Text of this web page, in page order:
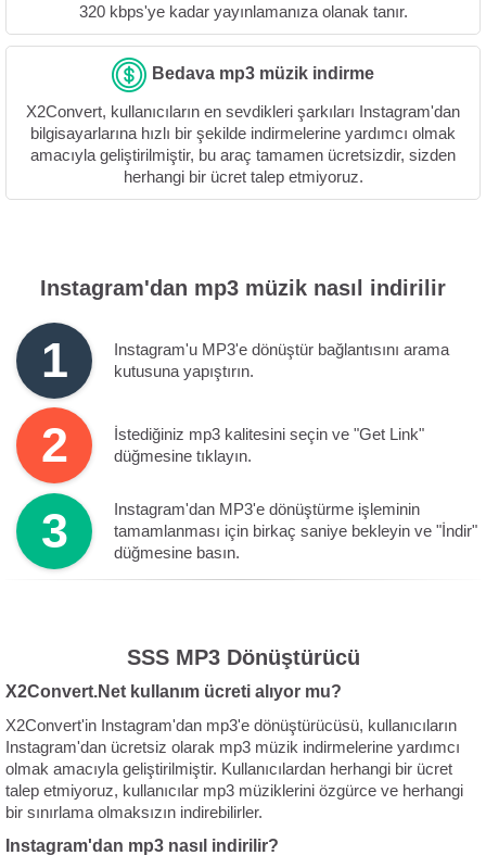
320 kbps'ye kadar yayınlamanıza olanak tanır.
Bedava mp3 müzik indirme
X2Convert, kullanıcıların en sevdikleri şarkıları Instagram'dan
bilgisayarlarına hızlı bir şekilde indirmelerine yardımcı olmak
amacıyla geliştirilmiştir, bu araç tamamen ücretsizdir, sizden
herhangi bir ücret talep etmiyoruz.
Instagram'dan mp3 müzik nasıl indirilir
1
Instagram'u MP3'e dönüştür bağlantısını arama
kutusuna yapıştırın.
2
İstediğiniz mp3 kalitesini seçin ve "Get Link"
düğmesine tıklayın.
3
Instagram'dan MP3'e dönüştürme işleminin
tamamlanması için birkaç saniye bekleyin ve "İndir"
düğmesine basın.
SSS MP3 Dönüştürücü
X2Convert.Net kullanım ücreti alıyor mu?
X2Convert'in Instagram'dan mp3'e dönüştürücüsü, kullanıcıların
Instagram'dan ücretsiz olarak mp3 müzik indirmelerine yardımcı
olmak amacıyla geliştirilmiştir. Kullanıcılardan herhangi bir ücret
talep etmiyoruz, kullanıcılar mp3 müziklerini özgürce ve herhangi
bir sınırlama olmaksızın indirebilirler.
Instagram'dan mp3 nasıl indirilir?